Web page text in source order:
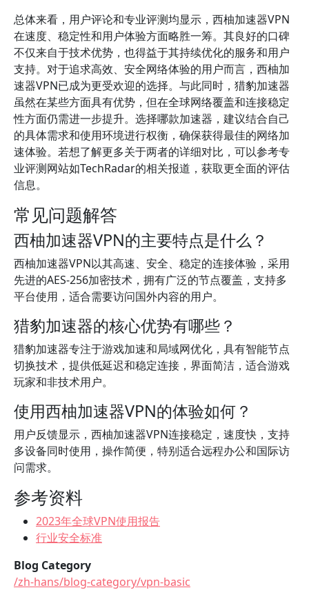
总体来看，用户评论和专业评测均显示，西柚加速器VPN
在速度、稳定性和用户体验方面略胜一筹。其良好的口碑
不仅来自于技术优势，也得益于其持续优化的服务和用户
支持。对于追求高效、安全网络体验的用户而言，西柚加
速器VPN已成为更受欢迎的选择。与此同时，猎豹加速器
虽然在某些方面具有优势，但在全球网络覆盖和连接稳定
性方面仍需进一步提升。选择哪款加速器，建议结合自己
的具体需求和使用环境进行权衡，确保获得最佳的网络加
速体验。若想了解更多关于两者的详细对比，可以参考专
业评测网站如TechRadar的相关报道，获取更全面的评估
信息。
常见问题解答
西柚加速器VPN的主要特点是什么？
西柚加速器VPN以其高速、安全、稳定的连接体验，采用
先进的AES-256加密技术，拥有广泛的节点覆盖，支持多
平台使用，适合需要访问国外内容的用户。
猎豹加速器的核心优势有哪些？
猎豹加速器专注于游戏加速和局域网优化，具有智能节点
切换技术，提供低延迟和稳定连接，界面简洁，适合游戏
玩家和非技术用户。
使用西柚加速器VPN的体验如何？
用户反馈显示，西柚加速器VPN连接稳定，速度快，支持
多设备同时使用，操作简便，特别适合远程办公和国际访
问需求。
参考资料
2023年全球VPN使用报告
行业安全标准
Blog Category
/zh-hans/blog-category/vpn-basic